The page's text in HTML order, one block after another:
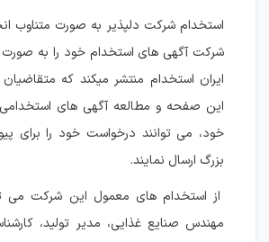
استخدام شرکت دلپذیر به صورت متناوب
شرکت آگهی های استخدام خود را به
ایران استخدام منتشر میکند که
این صفحه و مطالعه آگهی های
خود، می توانند درخواست خود را برای
بزرگ ارسال نمایند.
از استخدام های معمول این شرکت می
مهندس صنایع غذایی، مدیر تولید،